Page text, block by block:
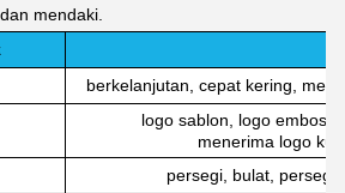
mendaki.
berkelanjutan, cepat kering,
logo sablon, logo
menerima logo
persegi, bulat, persegi